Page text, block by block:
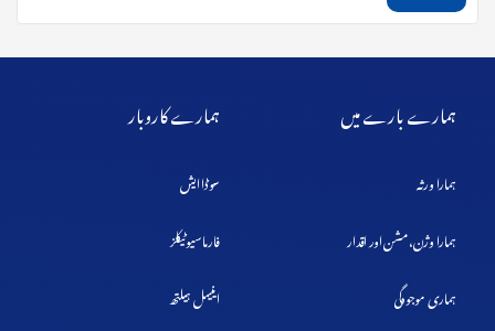
ہمارے بارے میں
ہمارا ورثہ
ہمارا وژن، مشن اور اقدار
ہماری موجودگی
ہمارے کاروبار
سوڈا ایش
فارماسیوٹیکلز
اینیمل ہیلتھ